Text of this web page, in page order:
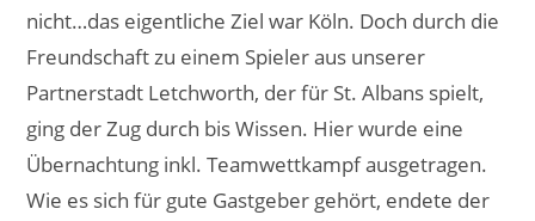
nicht…das eigentliche Ziel war Köln. Doch durch die
Freundschaft zu einem Spieler aus unserer
Partnerstadt Letchworth, der für St. Albans spielt,
ging der Zug durch bis Wissen. Hier wurde eine
Übernachtung inkl. Teamwettkampf ausgetragen.
Wie es sich für gute Gastgeber gehört, endete der